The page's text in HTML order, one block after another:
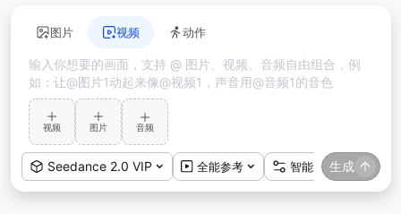
图片 视频 动作
输入你想要的画面，支持 @ 图片、视频、音频自由组合，例
如：让@图片1动起来像@视频1，声音用@音频1的音色
视频 图片 音频
Seedance 2.0 VIP 全能参考 智能比例 | 720p |
生成